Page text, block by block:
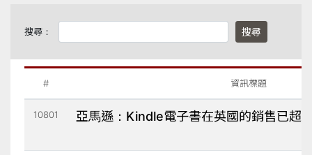
搜尋： 搜尋
# 資訊標題
10801 亞馬遜：Kindle電子書在英國的銷售已超